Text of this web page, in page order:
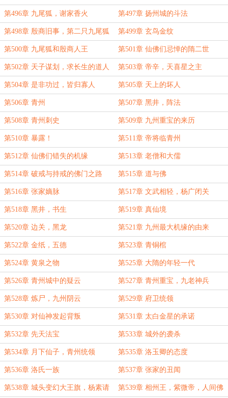
第496章 九尾狐，谢家香火 第497章 扬州城的斗法
第498章 殷商旧事，第二只九尾狐 第499章 玄鸟金纹
第500章 九尾狐和殷商人王 第501章 仙佛们忌惮的隋二世
第502章 天子谋划，求长生的道人 第503章 帝辛，天喜星之主
第504章 是非功过，皆归寡人 第505章 天上的坏人
第506章 青州 第507章 黑井，阵法
第508章 青州刺史 第509章 九州重宝的来历
第510章 暴露！ 第511章 帝将临青州
第512章 仙佛们错失的机缘 第513章 老僧和大儒
第514章 破戒与持戒的佛门之路 第515章 道与佛
第516章 张家嫡脉 第517章 文武相轻，杨广闭关
第518章 黑井，书生 第519章 真仙境
第520章 边关，黑龙 第521章 九州最大机缘的由来
第522章 金纸，五德 第523章 青铜棺
第524章 黄泉之物 第525章 大隋的年轻一代
第526章 青州城中的疑云 第527章 青州重宝，九老神兵
第528章 炼尸，九州阴云 第529章 府卫统领
第530章 对仙神发起背叛 第531章 太白金星的承诺
第532章 先天法宝 第533章 城外的袭杀
第534章 月下仙子，青州统领 第535章 洛玉卿的态度
第536章 洛氏一族 第537章 张家的丑闻
第538章 城头变幻大王旗，杨素请 第539章 相州王，紫微帝，人间佛